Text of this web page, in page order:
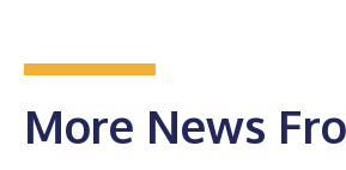
More News